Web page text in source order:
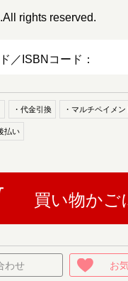
rights reserved.
／ISBNコード：
・代金引換 ・マルチペイメン
払い
買い物かご
わせ お